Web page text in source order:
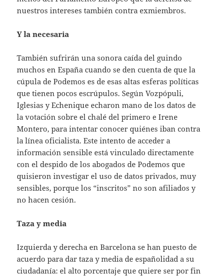
nuestros intereses también contra exmiembros.
Y la necesaria
También sufrirán una sonora caída del guindo
muchos en España cuando se den cuenta de que la
cúpula de Podemos es de esas altas esferas políticas
que tienen pocos escrúpulos. Según Vozpópuli,
Iglesias y Echenique echaron mano de los datos de
la votación sobre el chalé del primero e Irene
Montero, para intentar conocer quiénes iban contra
la línea oficialista. Este intento de acceder a
información sensible está vinculado directamente
con el despido de los abogados de Podemos que
quisieron investigar el uso de datos privados, muy
sensibles, porque los “inscritos” no son afiliados y
no hacen cesión.
Taza y media
Izquierda y derecha en Barcelona se han puesto de
acuerdo para dar taza y media de españolidad a su
ciudadanía: el alto porcentaje que quiere ser por fin